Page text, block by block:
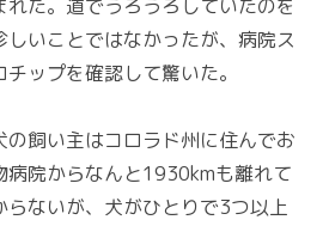
た。道でうろうろしていたのを
いことではなかったが、病院ス
ップを確認して驚いた。
飼い主はコロラド州に住んでお
病院からなんと1930kmも離れて
らないが、犬がひとりで3つ以上